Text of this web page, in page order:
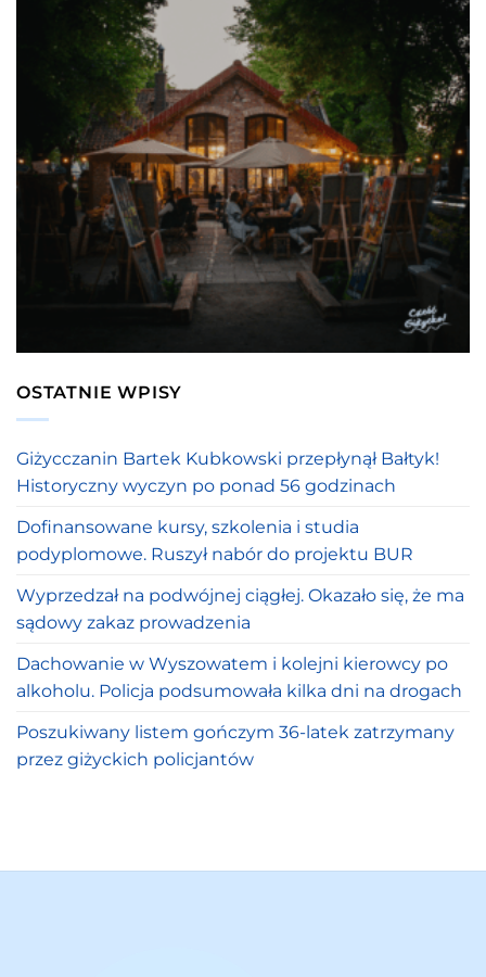
OSTATNIE WPISY
Giżycczanin Bartek Kubkowski przepłynął Bałtyk!
Historyczny wyczyn po ponad 56 godzinach
Dofinansowane kursy, szkolenia i studia
podyplomowe. Ruszył nabór do projektu BUR
Wyprzedzał na podwójnej ciągłej. Okazało się, że ma
sądowy zakaz prowadzenia
Dachowanie w Wyszowatem i kolejni kierowcy po
alkoholu. Policja podsumowała kilka dni na drogach
Poszukiwany listem gończym 36-latek zatrzymany
przez giżyckich policjantów